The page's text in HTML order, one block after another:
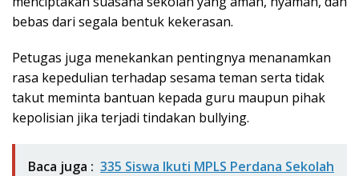
bebas dari segala bentuk kekerasan.
Petugas juga menekankan pentingnya menanamkan
rasa kepedulian terhadap sesama teman serta tidak
takut meminta bantuan kepada guru maupun pihak
kepolisian jika terjadi tindakan bullying.
Baca juga : 335 Siswa Ikuti MPLS Perdana Sekolah